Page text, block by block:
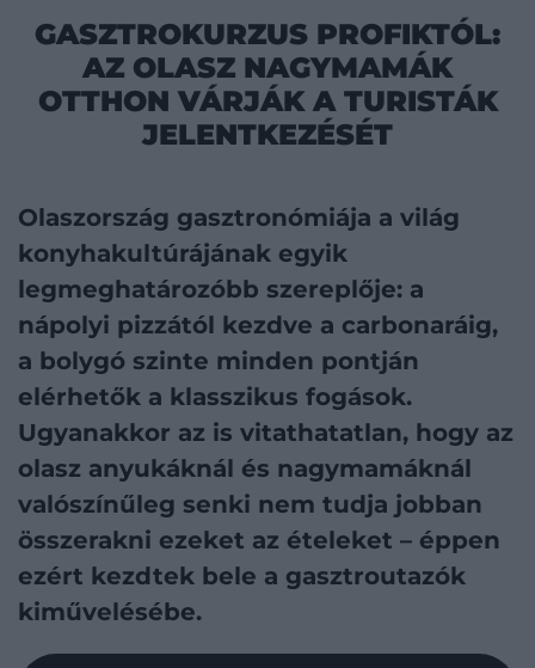
GASZTROKURZUS PROFIKTÓL:
AZ OLASZ NAGYMAMÁK
OTTHON VÁRJÁK A TURISTÁK
JELENTKEZÉSÉT
Olaszország gasztronómiája a világ
konyhakultúrájának egyik
legmeghatározóbb szereplője: a
nápolyi pizzától kezdve a carbonaráig,
a bolygó szinte minden pontján
elérhetők a klasszikus fogások.
Ugyanakkor az is vitathatatlan, hogy az
olasz anyukáknál és nagymamáknál
valószínűleg senki nem tudja jobban
összerakni ezeket az ételeket – éppen
ezért kezdtek bele a gasztroutazók
kiművelésébe.